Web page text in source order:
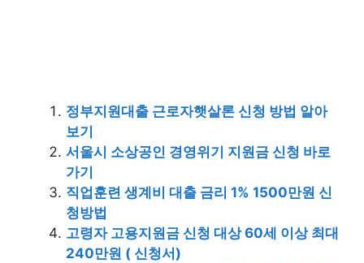
정부지원대출 근로자햇살론 신청 방법 알아
보기
서울시 소상공인 경영위기 지원금 신청 바로
가기
직업훈련 생계비 대출 금리 1% 1500만원 신
청방법
고령자 고용지원금 신청 대상 60세 이상 최대
240만원 ( 신청서)